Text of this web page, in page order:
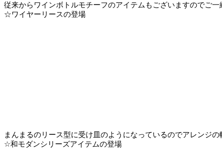
従来からワインボトルモチーフのアイテムもございますのでご
☆ワイヤーリースの登場
まんまるのリース型に受け皿のようになっているのでアレンジ
☆和モダンシリーズアイテムの登場